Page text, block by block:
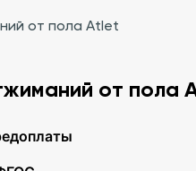
от пола Atlet
от пола